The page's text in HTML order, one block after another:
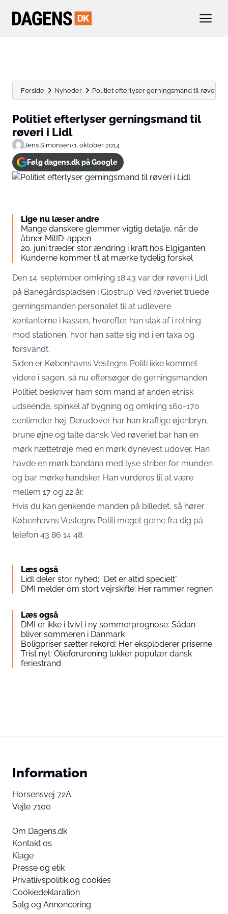
Forside Nyheder Politiet efterlyser gerningsmand til røveri i
Politiet efterlyser gerningsmand til
røveri i Lidl
Jens Simonsen•1. oktober 2014
Følg dagens.dk på Google
Lige nu læser andre
Mange danskere glemmer vigtig detalje, når de
åbner MitID-appen
20. juni træder stor ændring i kraft hos Elgiganten:
Kunderne kommer til at mærke tydelig forskel
Den 14. september omkring 18.43 var der røveri i Lidl
på Banegårdspladsen i Glostrup. Ved røveriet truede
gerningsmanden personalet til at udlevere
kontanterne i kassen, hvorefter han stak af i retning
mod stationen, hvor han satte sig ind i en taxa og
forsvandt.
Siden er Københavns Vestegns Politi ikke kommet
videre i sagen, så nu eftersøger de gerningsmanden.
Politiet beskriver ham som mand af anden etnisk
udseende, spinkel af bygning og omkring 160-170
centimeter høj. Derudover har han kraftige øjenbryn,
brune øjne og talte dansk. Ved røveriet bar han en
mørk hættetrøje med en mørk dynevest udover. Han
havde en mørk bandana med lyse striber for munden
og bar mørke handsker. Han vurderes til at være
mellem 17 og 22 år.
Hvis du kan genkende manden på billedet, så hører
Københavns Vestegns Politi meget gerne fra dig på
telefon 43 86 14 48.
Læs også
Lidl deler stor nyhed: “Det er altid specielt”
DMI melder om stort vejrskifte: Her rammer regnen
Læs også
DMI er ikke i tvivl i ny sommerprognose: Sådan
bliver sommeren i Danmark
Boligpriser sætter rekord: Her eksploderer priserne
Trist nyt: Olieforurening lukker populær dansk
feriestrand
Information
Horsensvej 72A
Vejle 7100
Om Dagens.dk
Kontakt os
Klage
Presse og etik
Privatlivspolitik og cookies
Cookiedeklaration
Salg og Annoncering